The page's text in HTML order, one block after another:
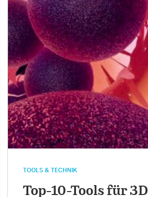
TOOLS & TECHNIK
Top-10-Tools für 3D